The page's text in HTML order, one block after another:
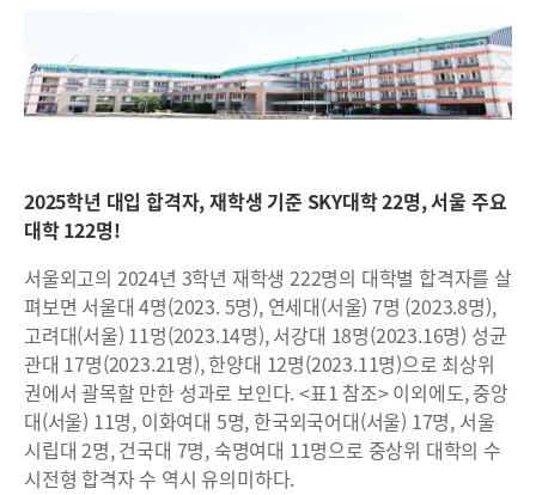
2025학년 대입 합격자, 재학생 기준 SKY대학 22명, 서울 주요
대학 122명!
서울외고의 2024년 3학년 재학생 222명의 대학별 합격자를 살
펴보면 서울대 4명(2023. 5명), 연세대(서울) 7명 (2023.8명),
고려대(서울) 11멍(2023.14명), 서강대 18명(2023.16명) 성균
관대 17명(2023.21명), 한양대 12명(2023.11명)으로 최상위
권에서 괄목할 만한 성과로 보인다. <표1 참조> 이외에도, 중앙
대(서울) 11명, 이화여대 5명, 한국외국어대(서울) 17명, 서울
시립대 2명, 건국대 7명, 숙명여대 11명으로 중상위 대학의 수
시전형 합격자 수 역시 유의미하다.